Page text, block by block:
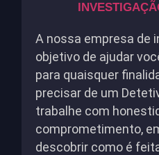
A nossa empresa de
objetivo de ajudar
para quaisquer
precisar de um
trabalhe com
comprometimento,
descobrir como é